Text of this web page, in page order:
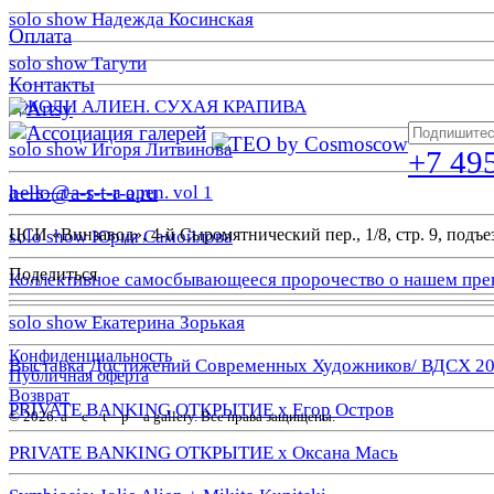
solo show Надежда Косинская
solo show Тагути
ДЖОЛИ АЛИЕН. СУХАЯ КРАПИВА
solo show Игоря Литвинова
a—s—t—r—a open. vol 1
solo show Юрия Самойлова
Коллективное самосбывающееся пророчество о нашем
solo show Екатерина Зорькая
Выставка Достижений Современных Художников/ ВДСХ
PRIVATE BANKING ОТКРЫТИЕ х Егор Остров
PRIVATE BANKING ОТКРЫТИЕ х Оксана Мась
Оплата
Контакты
+7
hello@a-s-t-r-a.ru
ЦСИ «Винзавод», 4-й Сыромятнический пер., 1/8, стр. 9,
Поделиться
Конфиденциальность
Публичная оферта
Возврат
© 2026. a—с—t—р—a gallery. Все права защищены.